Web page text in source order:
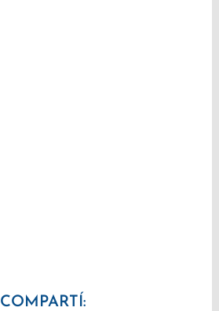
COMPARTÍ: